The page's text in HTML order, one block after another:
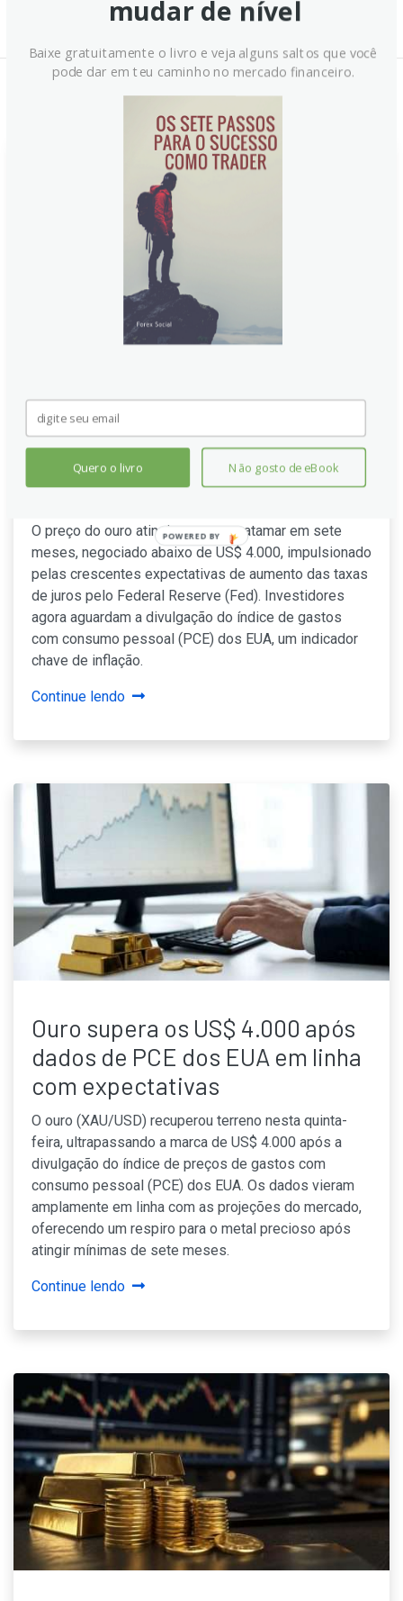
Notícias Relacionadas:
sete meses abaixo de US$ 4.000
com apostas em alta de juros
pelo Fed; traders aguardam
dados de PCE
O preço do ouro atingiu o menor patamar em sete
meses, negociado abaixo de US$ 4.000, impulsionado
pelas crescentes expectativas de aumento das taxas
de juros pelo Federal Reserve (Fed). Investidores
agora aguardam a divulgação do índice de gastos
com consumo pessoal (PCE) dos EUA, um indicador
chave de inflação.
Continue lendo
Ouro supera os US$ 4.000 após
dados de PCE dos EUA em linha
com expectativas
O ouro (XAU/USD) recuperou terreno nesta quinta-
feira, ultrapassando a marca de US$ 4.000 após a
divulgação do índice de preços de gastos com
consumo pessoal (PCE) dos EUA. Os dados vieram
amplamente em linha com as projeções do mercado,
oferecendo um respiro para o metal precioso após
atingir mínimas de sete meses.
Continue lendo
mudar de nível
Baixe gratuitamente o livro e veja alguns saltos que você
pode dar em teu caminho no mercado financeiro.
Quero o livro Não gosto de eBook